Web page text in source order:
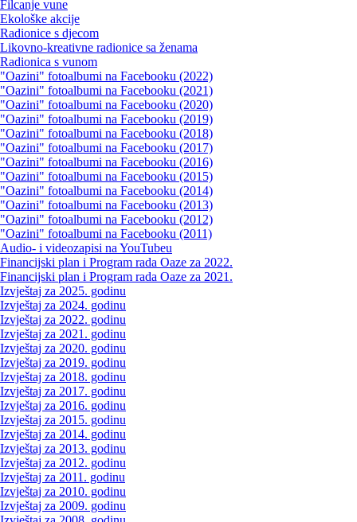
Filcanje vune
Ekološke akcije
Radionice s djecom
Likovno-kreativne radionice sa ženama
Radionica s vunom
"Oazini" fotoalbumi na Facebooku (2022)
"Oazini" fotoalbumi na Facebooku (2021)
"Oazini" fotoalbumi na Facebooku (2020)
"Oazini" fotoalbumi na Facebooku (2019)
"Oazini" fotoalbumi na Facebooku (2018)
"Oazini" fotoalbumi na Facebooku (2017)
"Oazini" fotoalbumi na Facebooku (2016)
"Oazini" fotoalbumi na Facebooku (2015)
"Oazini" fotoalbumi na Facebooku (2014)
"Oazini" fotoalbumi na Facebooku (2013)
"Oazini" fotoalbumi na Facebooku (2012)
"Oazini" fotoalbumi na Facebooku (2011)
Audio- i videozapisi na YouTubeu
Financijski plan i Program rada Oaze za 2022.
Financijski plan i Program rada Oaze za 2021.
Izvještaj za 2025. godinu
Izvještaj za 2024. godinu
Izvještaj za 2022. godinu
Izvještaj za 2021. godinu
Izvještaj za 2020. godinu
Izvještaj za 2019. godinu
Izvještaj za 2018. godinu
Izvještaj za 2017. godinu
Izvještaj za 2016. godinu
Izvještaj za 2015. godinu
Izvještaj za 2014. godinu
Izvještaj za 2013. godinu
Izvještaj za 2012. godinu
Izvještaj za 2011. godinu
Izvještaj za 2010. godinu
Izvještaj za 2009. godinu